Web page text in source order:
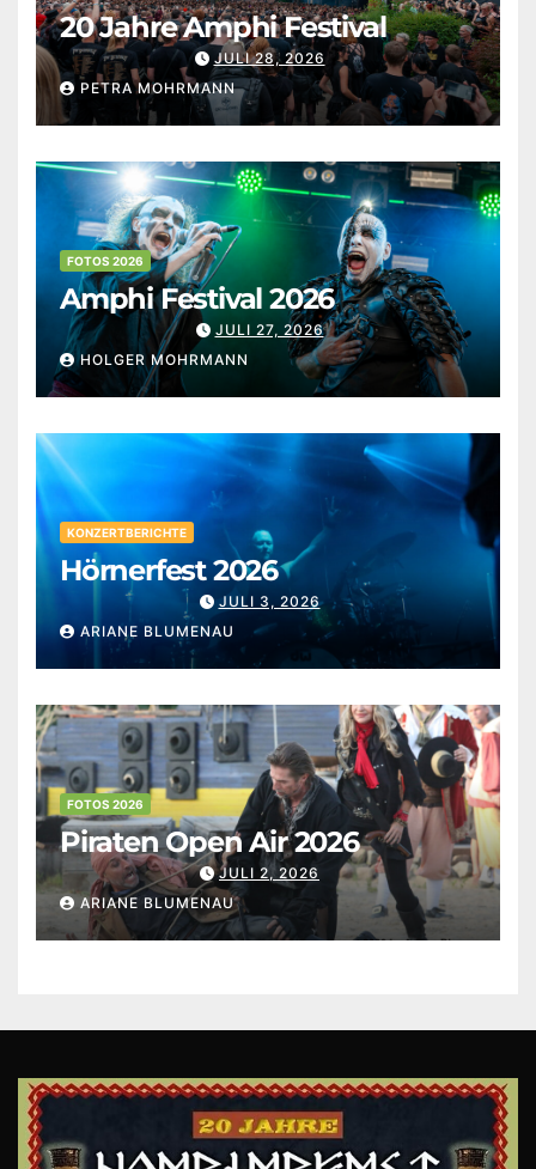
20 Jahre Amphi Festival
JULI 28, 2026
PETRA MOHRMANN
FOTOS 2026
Amphi Festival 2026
JULI 27, 2026
HOLGER MOHRMANN
KONZERTBERICHTE
Hörnerfest 2026
JULI 3, 2026
ARIANE BLUMENAU
FOTOS 2026
Piraten Open Air 2026
JULI 2, 2026
ARIANE BLUMENAU